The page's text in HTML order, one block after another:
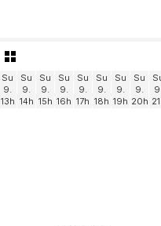
Su
9.
13h
Su
9.
14h
Su
9.
15h
Su
9.
16h
Su
9.
17h
Su
9.
18h
Su
9.
19h
Su
9.
20h